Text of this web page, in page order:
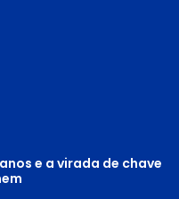
e a virada de chave